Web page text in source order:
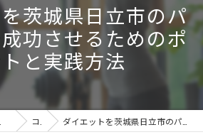
茨城県日立市のパ
功させるためのポ
と実践方法
コラム ダイエットを茨城県日立市のパーソナルで成功させるためのポイントと実践方法